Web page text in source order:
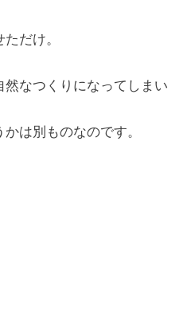
だけ。
なつくりになってしまい
は別ものなのです。